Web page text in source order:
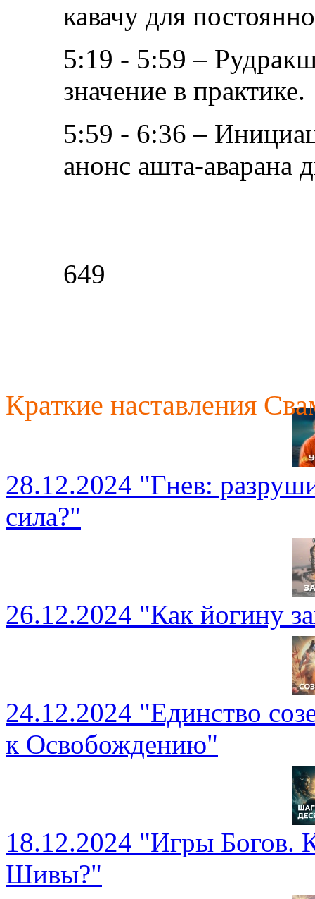
кавачу для
5:19 - 5:59 –
значение в практике.
5:59 - 6:36 –
анонс ашта-аварана
649
Краткие наставления
28.12.2024 "Гнев:
сила?"
26.12.2024 "Как йогину
24.12.2024 "Единство
к Освобождению"
18.12.2024 "Игры Богов.
Шивы?"